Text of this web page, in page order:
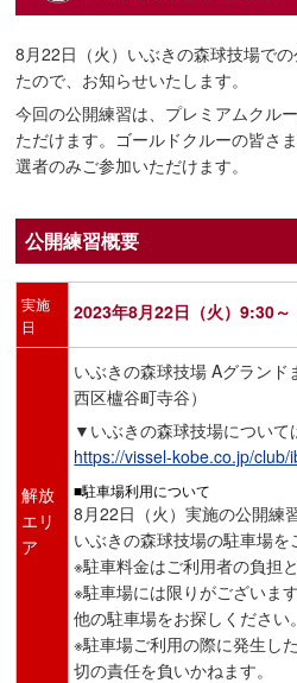
8月22日（火）いぶきの森球技場で
たので、お知らせいたします。
今回の公開練習は、プレミアムクル
ただけます。ゴールドクルーの皆さ
選者のみご参加いただけます。
公開練習概要
実施
日
2023年8月22日（火）9:30～
解放
エリ
ア
いぶきの森球技場 Aグラン
西区櫨谷町寺谷）
▼いぶきの森球技場について
https://vissel-kobe.co.jp/club/
■駐車場利用について
8月22日（火）実施の公開練
いぶきの森球技場の駐車場を
※駐車料金はご利用者の負担と
※駐車場には限りがございま
他の駐車場をお探しください。
※駐車場ご利用の際に発生し
切の責任を負いかねます。